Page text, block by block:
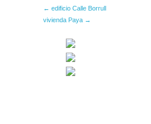
← edificio Calle Borrull
vivienda Paya →